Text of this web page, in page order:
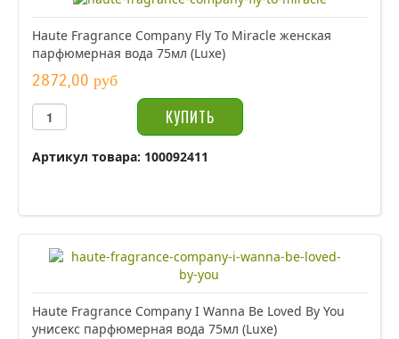
Haute Fragrance Company Fly To Miracle женская
парфюмерная вода 75мл (Luxe)
2872,00 руб
Артикул товара: 100092411
Haute Fragrance Company I Wanna Be Loved By You
унисекс парфюмерная вода 75мл (Luxe)